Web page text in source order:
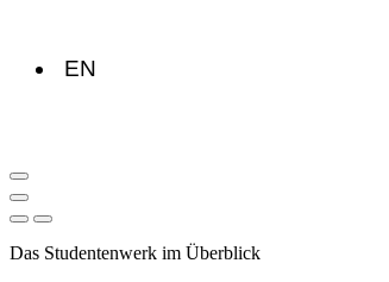
EN
Das Studentenwerk im Überblick